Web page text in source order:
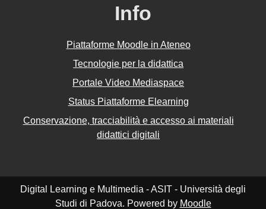
Info
Piattaforme Moodle in Ateneo
Tecnologie per la didattica
Portale Video Mediaspace
Status Piattaforme Elearning
Conservazione, tracciabilità e accesso ai materiali
didattici digitali
Digital Learning e Multimedia - ASIT - Università degli
Studi di Padova. Powered by Moodle